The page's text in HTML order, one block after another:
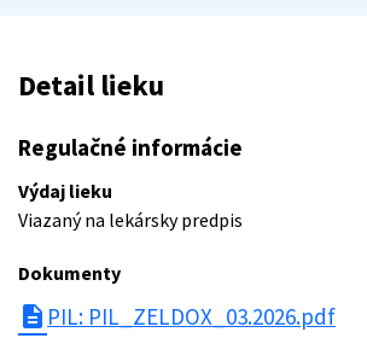
Detail lieku
Regulačné informácie
Výdaj lieku
Viazaný na lekársky predpis
Dokumenty
description PIL: PIL_ZELDOX_03.2026.pdf